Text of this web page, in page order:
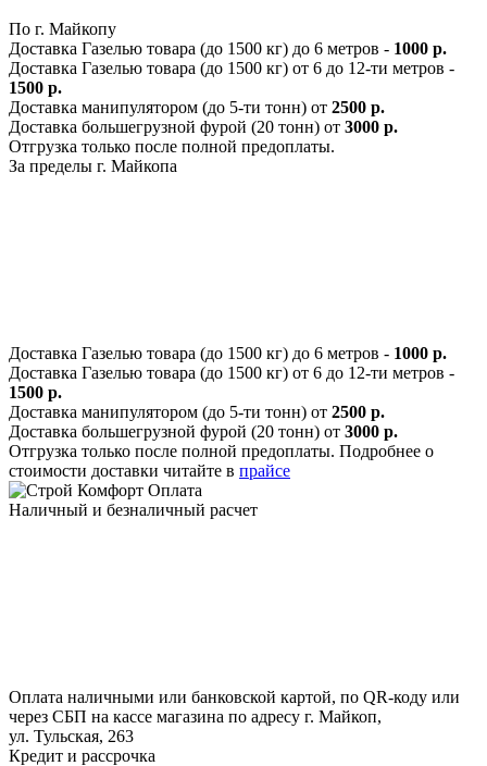
По г. Майкопу
Доставка Газелью товара (до 1500 кг) до 6 метров - 1000 р.
Доставка Газелью товара (до 1500 кг) от 6 до 12-ти метров -
1500 р.
Доставка манипулятором (до 5-ти тонн) от 2500 р.
Доставка большегрузной фурой (20 тонн) от 3000 р.
Отгрузка только после полной предоплаты.
За пределы г. Майкопа
Доставка Газелью товара (до 1500 кг) до 6 метров - 1000 р.
Доставка Газелью товара (до 1500 кг) от 6 до 12-ти метров -
1500 р.
Доставка манипулятором (до 5-ти тонн) от 2500 р.
Доставка большегрузной фурой (20 тонн) от 3000 р.
Отгрузка только после полной предоплаты. Подробнее о
стоимости доставки читайте в прайсе
Оплата
Наличный и безналичный расчет
Оплата наличными или банковской картой, по QR-коду или
через СБП на кассе магазина по адресу г. Майкоп,
ул. Тульская, 263
Кредит и рассрочка